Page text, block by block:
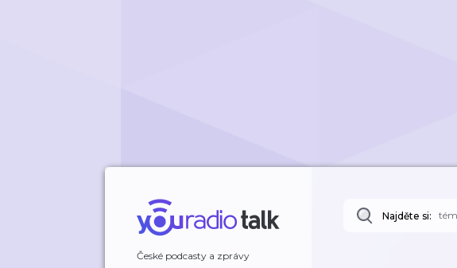
České podcasty a zprávy
Najděte si: